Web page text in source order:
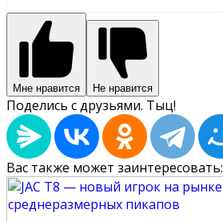
Мне нравится Не нравится
Поделись с друзьями. Тыц!
Вас также может заинтересовать: